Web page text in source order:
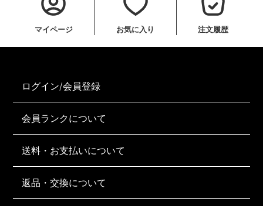
マイページ お気に入り 注文履歴
ログイン/会員登録
会員ランクについて
送料・お支払いについて
返品・交換について